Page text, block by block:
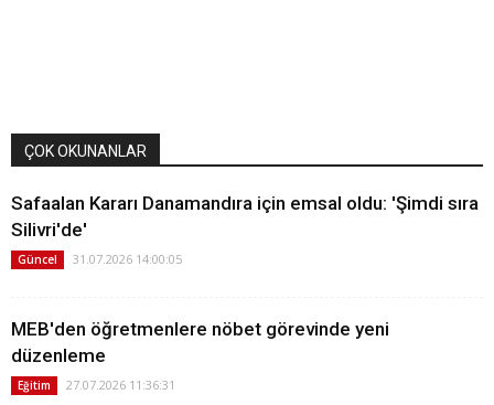
ÇOK OKUNANLAR
Safaalan Kararı Danamandıra için emsal oldu: 'Şimdi sıra
Silivri'de'
Güncel 31.07.2026 14:00:05
MEB'den öğretmenlere nöbet görevinde yeni
düzenleme
Eğitim 27.07.2026 11:36:31